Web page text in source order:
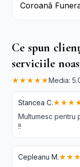
Coroană
Ce spun
serviciile
★★★★★Media:
Stancea C.
Multumesc pentru
!!
Cepleanu M.